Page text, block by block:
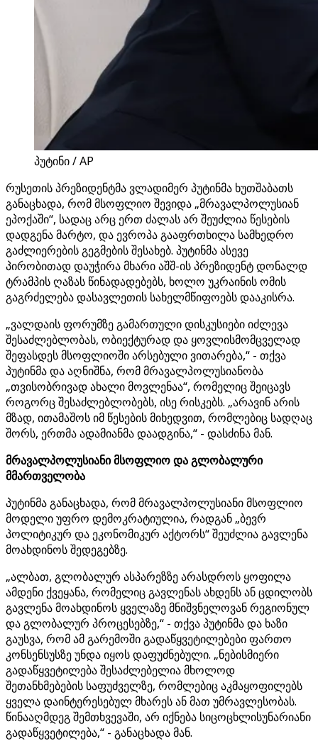
პუტინი / AP
რუსეთის პრეზიდენტმა ვლადიმერ პუტინმა ხუთშაბათს
განაცხადა, რომ მსოფლიო შევიდა „მრავალპოლუსიან
ეპოქაში“, სადაც არც ერთ ძალას არ შეუძლია წესების
დადგენა მარტო, და ევროპა გააფრთხილა სამხედრო
გაძლიერების გეგმების შესახებ. პუტინმა ასევე
პირობითად დაუჭირა მხარი აშშ-ის პრეზიდენტ დონალდ
ტრამპის ღაზას წინადადებებს, ხოლო უკრაინის ომის
გაგრძელება დასავლეთის სახელმწიფოებს დააკისრა.
„ვალდაის ფორუმზე გამართული დისკუსიები იძლევა
შესაძლებლობას, ობიექტურად და ყოვლისმომცველად
შეფასდეს მსოფლიოში არსებული ვითარება,“ - თქვა
პუტინმა და აღნიშნა, რომ მრავალპოლუსიანობა
„თვისობრივად ახალი მოვლენაა“, რომელიც შეიცავს
როგორც შესაძლებლობებს, ისე რისკებს. „არავინ არის
მზად, ითამაშოს იმ წესების მიხედვით, რომლებიც სადღაც
შორს, ერთმა ადამიანმა დაადგინა,“ - დასძინა მან.
მრავალპოლუსიანი მსოფლიო და გლობალური
მმართველობა
პუტინმა განაცხადა, რომ მრავალპოლუსიანი მსოფლიო
მოდელი უფრო დემოკრატიულია, რადგან „ბევრ
პოლიტიკურ და ეკონომიკურ აქტორს“ შეუძლია გავლენა
მოახდინოს შედეგებზე.
„ალბათ, გლობალურ ასპარეზზე არასდროს ყოფილა
ამდენი ქვეყანა, რომელიც გავლენას ახდენს ან ცდილობს
გავლენა მოახდინოს ყველაზე მნიშვნელოვან რეგიონულ
და გლობალურ პროცესებზე,“ - თქვა პუტინმა და ხაზი
გაუსვა, რომ ამ გარემოში გადაწყვეტილებები ფართო
კონსენსუსზე უნდა იყოს დაფუძნებული. „ნებისმიერი
გადაწყვეტილება შესაძლებელია მხოლოდ
შეთანხმებების საფუძველზე, რომლებიც აკმაყოფილებს
ყველა დაინტერესებულ მხარეს ან მათ უმრავლესობას.
წინააღმდეგ შემთხვევაში, არ იქნება სიცოცხლისუნარიანი
გადაწყვეტილება,“ - განაცხადა მან.